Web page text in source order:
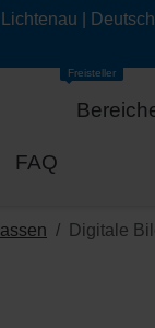
|
Freisteller
FAQ
Digitale